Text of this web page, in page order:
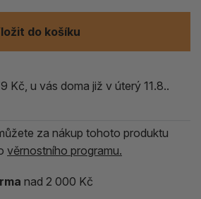
Vložit do košíku
Kč, u vás doma již v úterý 11.8..
za nákup tohoto produktu
věrnostního programu.
nad 2 000 Kč